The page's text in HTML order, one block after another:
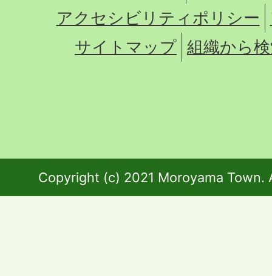
アクセシビリティポリシー
サイトマップ 組織から
Copyright (c) 2021 Moroyama Town.